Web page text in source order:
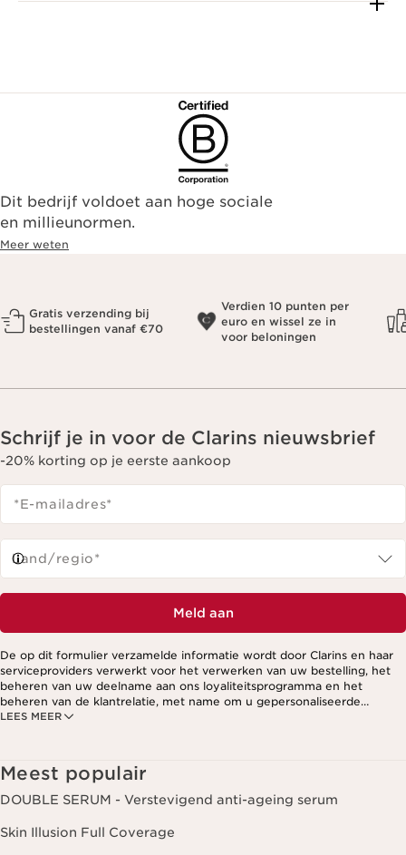
Dit bedrijf voldoet aan hoge sociale
en millieunormen.
Meer weten
Gratis verzending bij
bestellingen vanaf €70
Verdien 10 punten per
euro en wissel ze in
voor beloningen
Schrijf je in voor de Clarins nieuwsbrief
-20% korting op je eerste aankoop
*E-mailadres*
Land/regio*
Meld aan
LEES MEER
De op dit formulier verzamelde informatie wordt door Clarins en haar
serviceproviders verwerkt voor het verwerken van uw bestelling, het
beheren van uw deelname aan ons loyaliteitsprogramma en het
beheren van de klantrelatie, met name om u gepersonaliseerde
aanbiedingen te kunnen sturen op basis van uw eerdere aankopen en
Meest populair
DOUBLE SERUM - Verstevigend anti-ageing serum
Skin Illusion Full Coverage